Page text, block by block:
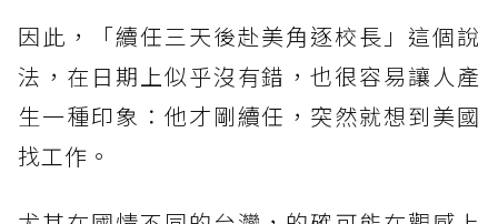
因此，「續任三天後赴美角逐校長」這個說
法，在日期上似乎沒有錯，也很容易讓人產
生一種印象：他才剛續任，突然就想到美國
找工作。